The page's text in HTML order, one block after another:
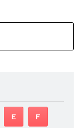
E F